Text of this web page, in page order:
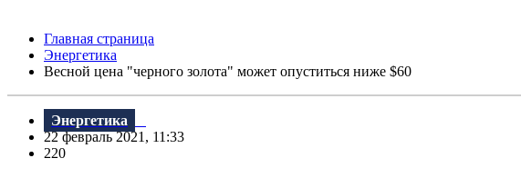
Главная страница
Энергетика
Весной цена "черного золота" может опуститься ниже $60
Энергетика
22 февраль 2021, 11:33
220